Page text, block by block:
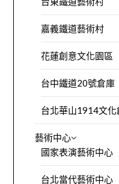
嘉義鐵道藝術村
花蓮創意文化園區
台中鐵道20號倉庫
台北華山1914文化
藝術中心
國家表演藝術中心
台北當代藝術中心